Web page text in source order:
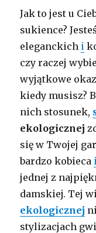
Jak to jest u
sukience?
eleganckich i
czy raczej
wyjątkowe
kiedy musisz?
nich stosunek,
ekologicznej
się w Twojej
bardzo kobieca i
jednej z
damskiej. Tej
ekologicznej
stylizacjach